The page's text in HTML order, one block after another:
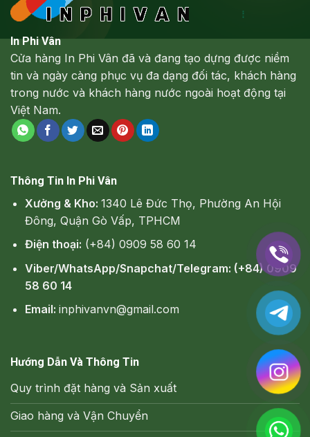
In Phi Vân
Cửa hàng In Phi Vân đã và đang tạo dựng được niềm
tin và ngày càng phục vụ đa dạng đối tác, khách hàng
trong nước và khách hàng nước ngoài hoạt động tại
Việt Nam.
Thông Tin In Phi Vân
Xưởng & Kho: 1340 Lê Đức Thọ, Phường An Hội
Đông, Quận Gò Vấp, TPHCM
Điện thoại: (+84) 0909 58 60 14
Viber/WhatsApp/Snapchat/Telegram: (+84) 0909
58 60 14
Email: inphivanvn@gmail.com
Hướng Dẫn Và Thông Tin
Quy trình đặt hàng và Sản xuất
Giao hàng và Vận Chuyển